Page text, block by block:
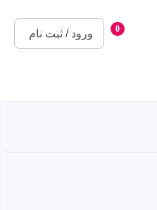
0 ورود / ثبت نام